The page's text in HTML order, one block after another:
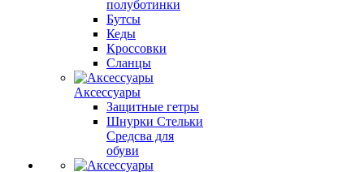
полуботинки
Бутсы
Кеды
Кроссовки
Сланцы
Аксессуары
Защитные гетры
Шнурки Стельки
Средсва для
обуви